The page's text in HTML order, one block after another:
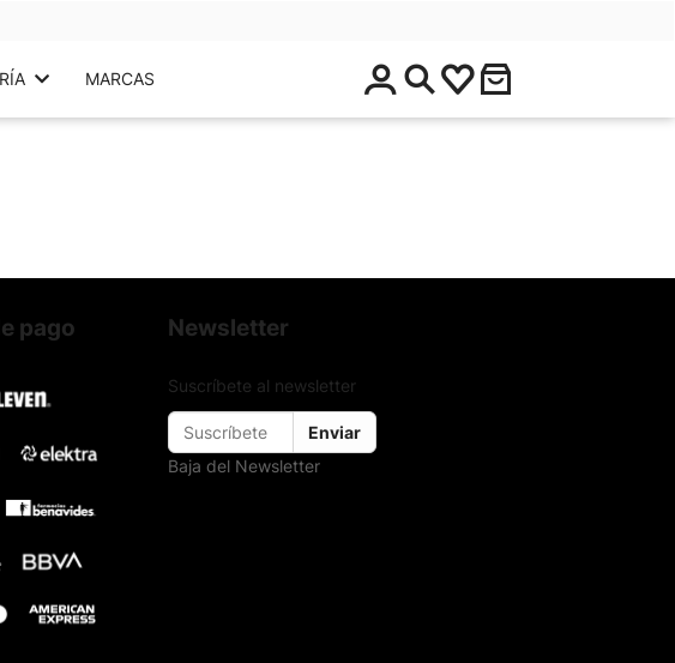
MARCAS
$
0
.
pago Newsletter
Suscríbete al newsletter
Enviar
Baja del Newsletter